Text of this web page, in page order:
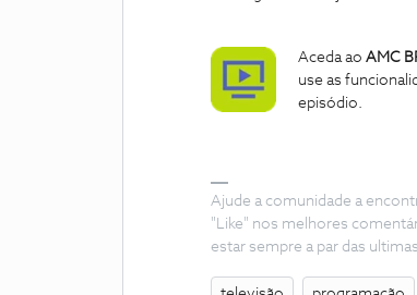
Aceda ao AMC
use as
episódio.
Ajude a comunidade a
"Like" nos melhores
estar sempre a par das